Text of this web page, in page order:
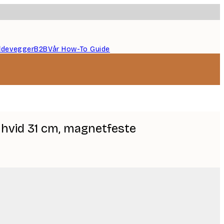
B2BVår How-To Guide
31 cm, magnetfeste